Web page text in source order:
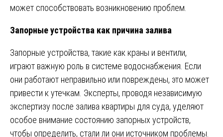
может способствовать возникновению проблем.
Запорные устройства как причина залива
Запорные устройства, такие как краны и вентили,
играют важную роль в системе водоснабжения. Если
они работают неправильно или повреждены, это может
привести к утечкам. Эксперты, проводя независимую
экспертизу после залива квартиры для суда, уделяют
особое внимание состоянию запорных устройств,
чтобы определить, стали ли они источником проблемы.